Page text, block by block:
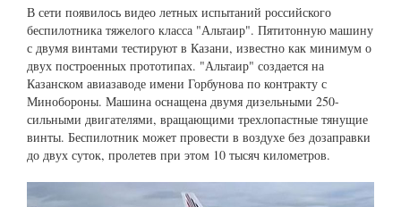
В сети появилось видео летных испытаний российского
беспилотника тяжелого класса "Альтаир". Пятитонную машину
с двумя винтами тестируют в Казани, известно как минимум о
двух построенных прототипах. "Альтаир" создается на
Казанском авиазаводе имени Горбунова по контракту с
Минобороны. Машина оснащена двумя дизельными 250-
сильными двигателями, вращающими трехлопастные тянущие
винты. Беспилотник может провести в воздухе без дозаправки
до двух суток, пролетев при этом 10 тысяч километров.